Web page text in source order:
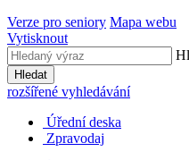
Verze pro seniory Mapa webu
Vytisknout
Hledat
rozšířené vyhledávání
Úřední deska
Zpravodaj